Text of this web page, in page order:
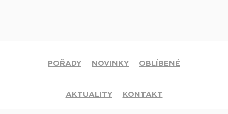
POŘADY NOVINKY OBLÍBENÉ
AKTUALITY KONTAKT